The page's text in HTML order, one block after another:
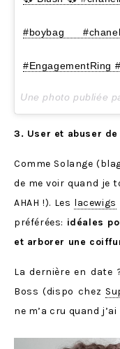
#boybag
#EngagementRing
3. User et abuser
Comme Solange
de me voir quand je
AHAH !). Les lacewigs
préférées: idéales
et arborer une
La dernière en date
Boss (dispo chez
ne m’a cru quand